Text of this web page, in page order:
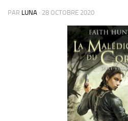
PAR LUNA · 28 OCTOBRE 2020